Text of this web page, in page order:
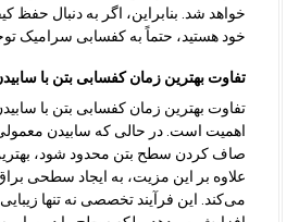
خواهد شد. بنابراین، اگر به دنبال حفظ
خود هستید، حتماً به کفسابی سرامیک
تفاوت بهترین زمان کفسابی بتن با
تفاوت بهترین زمان کفسابی بتن با
اهمیت است. در حالی که سابیدن
صاف کردن سطح بتن محدود شود،
علاوه بر این مزیت، به ایجاد سطحی
می‌کند. این فرآیند تخصصی نه تنها